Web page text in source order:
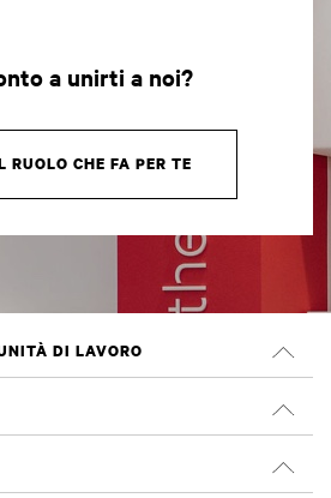
a unirti a noi?
RUOLO CHE FA PER TE
DI LAVORO